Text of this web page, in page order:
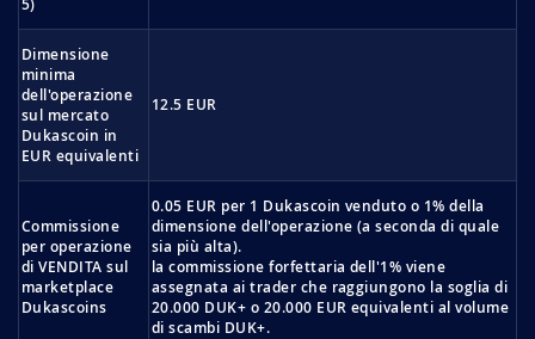
5)
Dimensione
minima
dell'operazione
sul mercato
Dukascoin in
EUR equivalenti
12.5 EUR
Commissione
per operazione
di VENDITA sul
marketplace
Dukascoins
0.05 EUR per 1 Dukascoin venduto o 1% della
dimensione dell'operazione (a seconda di quale
sia più alta).
la commissione forfettaria dell'1% viene
assegnata ai trader che raggiungono la soglia di
20.000 DUK+ o 20.000 EUR equivalenti al volume
di scambi DUK+.